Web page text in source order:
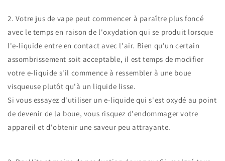
2. Votre jus de vape peut commencer à paraître plus foncé
avec le temps en raison de l'oxydation qui se produit lorsque
l'e-liquide entre en contact avec l'air. Bien qu'un certain
assombrissement soit acceptable, il est temps de modifier
votre e-liquide s'il commence à ressembler à une boue
visqueuse plutôt qu'à un liquide lisse.
Si vous essayez d'utiliser un e-liquide qui s'est oxydé au point
de devenir de la boue, vous risquez d'endommager votre
appareil et d'obtenir une saveur peu attrayante.